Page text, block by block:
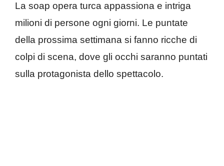
La soap opera turca appassiona e intriga
milioni di persone ogni giorni. Le puntate
della prossima settimana si fanno ricche di
colpi di scena, dove gli occhi saranno puntati
sulla protagonista dello spettacolo.